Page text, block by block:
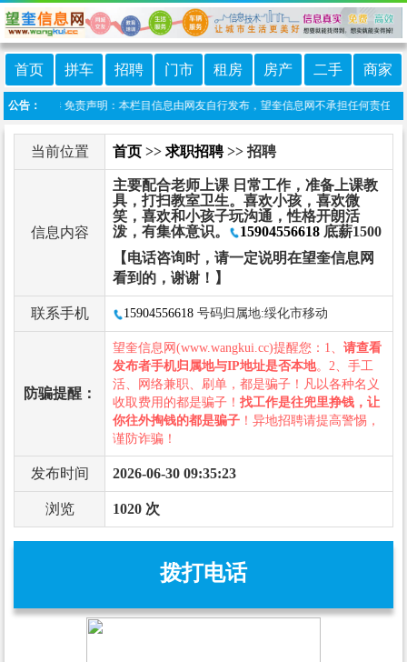
首页 拼车 招聘 门市 租房 房产 二手 商家
公告：
奎信息港 免责声明：本栏目信息由网友自行发布，望奎信息网不承担任何责任！
当前位置 首页 >> 求职招聘>> 招聘
信息内容
主要配合老师上课 日常工作，准备上课教
具，打扫教室卫生。喜欢小孩，喜欢微
笑，喜欢和小孩子玩沟通，性格开朗活
泼，有集体意识。
15904556618 底薪1500
【电话咨询时，请一定说明在望奎信息网
看到的，谢谢！】
联系手机 15904556618 号码归属地:绥化市移动
防骗提醒：
望奎信息网(www.wangkui.cc)提醒您：1、 请查看
发布者手机归属地与IP地址是否本地。2、手工
活、网络兼职、刷单，都是骗子！凡以各种名义
收取费用的都是骗子！ 找工作是往兜里挣钱，让
你往外掏钱的都是骗子 ！异地招聘请提高警惕，
谨防诈骗！
发布时间 2026-06-30 09:35:23
浏览 1020 次
拨打电话